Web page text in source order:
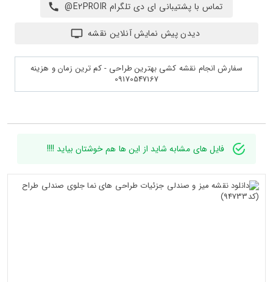
تماس با پشتیبانی ای دی تلگرام E2PROIR@
دیدن پیش نمایش آنلاین نقشه
سفارش انجام نقشه کشی بهترین طراحی - کم ترین زمان و هزینه
09170547167
فایل های مشابه شاید از این ها هم خوشتان بیاید !!!!